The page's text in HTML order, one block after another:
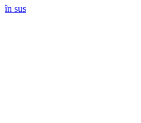
în sus